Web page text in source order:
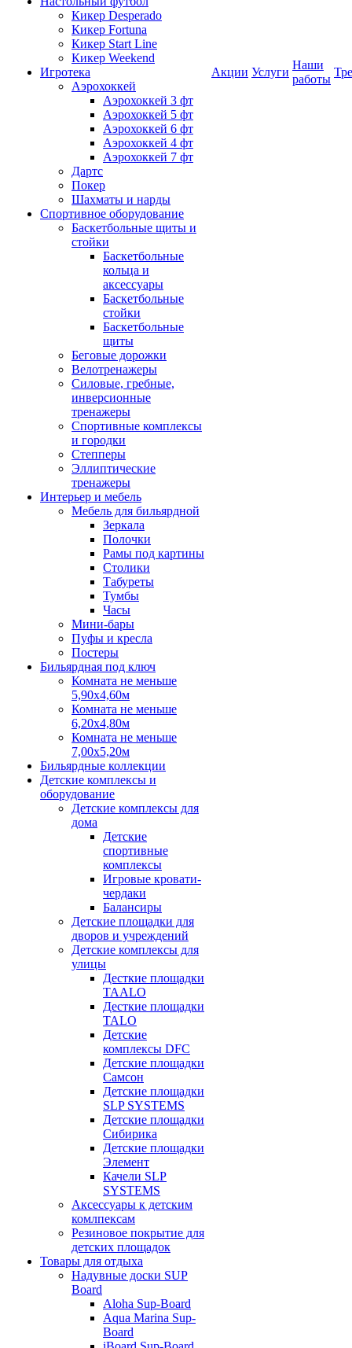
Кикер Desperado
Кикер Fortuna
Кикер Start Line
Кикер Weekend
Игротека
Аэрохоккей
Аэрохоккей 3 фт
Аэрохоккей 5 фт
Аэрохоккей 6 фт
Аэрохоккей 4 фт
Аэрохоккей 7 фт
Дартс
Покер
Шахматы и нарды
Спортивное оборудование
Баскетбольные щиты и
стойки
Баскетбольные
кольца и
аксессуары
Баскетбольные
стойки
Баскетбольные
щиты
Беговые дорожки
Велотренажеры
Силовые, гребные,
инверсионные
тренажеры
Спортивные комплексы
и городки
Степперы
Эллиптические
тренажеры
Интерьер и мебель
Мебель для бильярдной
Зеркала
Полочки
Рамы под картины
Столики
Табуреты
Тумбы
Часы
Мини-бары
Пуфы и кресла
Постеры
Бильярдная под ключ
Комната не меньше
5,90х4,60м
Комната не меньше
6,20х4,80м
Комната не меньше
7,00х5,20м
Бильярдные коллекции
Детские комплексы и
оборудование
Детские комплексы для
дома
Детские
спортивные
комплексы
Игровые кровати-
чердаки
Балансиры
Детские площадки для
дворов и учреждений
Детские комплексы для
улицы
Десткие площадки
TAALO
Десткие площадки
TALO
Детские
комплексы DFC
Детские площадки
Самсон
Детские площадки
SLP SYSTEMS
Детские площадки
Сибирика
Детские площадки
Элемент
Качели SLP
SYSTEMS
Аксессуары к детским
комлпексам
Резиновое покрытие для
детских площадок
Товары для отдыха
Надувные доски SUP
Board
Aloha Sup-Board
Aqua Marina Sup-
Board
Акции Услуги
Наши
работы